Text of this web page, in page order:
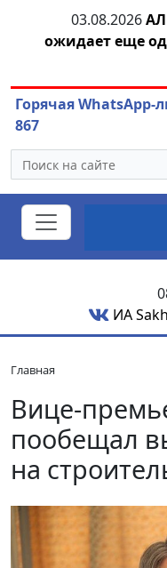
03.08.2026
ожидает еще
Горячая WhatsApp-
867
ИА
Главная
Вице-
пообещал
на